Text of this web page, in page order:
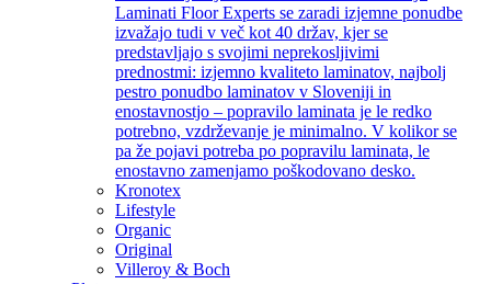
Laminati Floor Experts se zaradi izjemne ponudbe
izvažajo tudi v več kot 40 držav, kjer se
predstavljajo s svojimi neprekosljivimi
prednostmi: izjemno kvaliteto laminatov, najbolj
pestro ponudbo laminatov v Sloveniji in
enostavnostjo – popravilo laminata je le redko
potrebno, vzdrževanje je minimalno. V kolikor se
pa že pojavi potreba po popravilu laminata, le
enostavno zamenjamo poškodovano desko.
Kronotex
Lifestyle
Organic
Original
Villeroy & Boch